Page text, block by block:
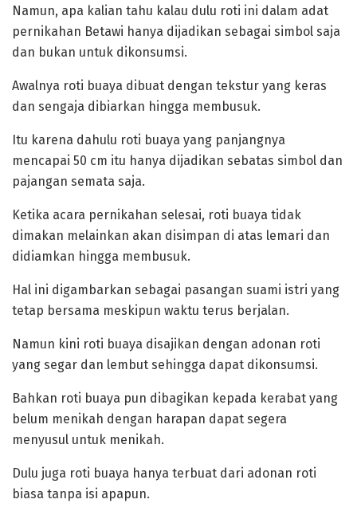
Namun, apa kalian tahu kalau dulu roti ini dalam adat
pernikahan Betawi hanya dijadikan sebagai simbol saja
dan bukan untuk dikonsumsi.
‎Awalnya roti buaya dibuat dengan tekstur yang keras
dan sengaja dibiarkan hingga membusuk.
Itu karena dahulu roti buaya yang panjangnya
mencapai 50 cm itu hanya dijadikan sebatas simbol dan
pajangan semata saja.
Ketika acara pernikahan selesai, roti buaya tidak
dimakan melainkan akan disimpan di atas lemari dan
didiamkan hingga membusuk.
Hal ini digambarkan sebagai pasangan suami istri yang
tetap bersama meskipun waktu terus berjalan.
‎Namun kini roti buaya disajikan dengan adonan roti
yang segar dan lembut sehingga dapat dikonsumsi.
Bahkan roti buaya pun dibagikan kepada kerabat yang
belum menikah dengan harapan dapat segera
menyusul untuk menikah.
Dulu juga roti buaya hanya terbuat dari adonan roti
biasa tanpa isi apapun.